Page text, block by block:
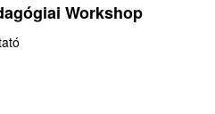
Workshop